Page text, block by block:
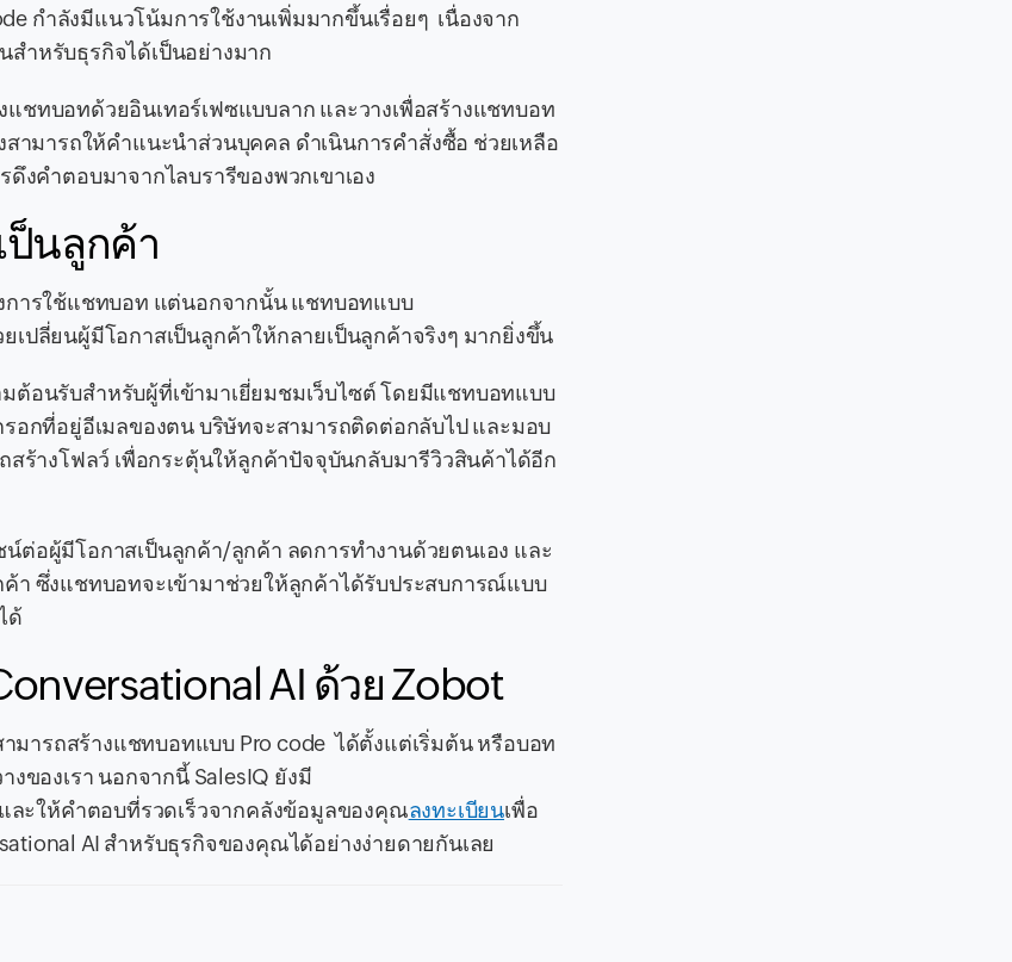
กำลังมีแนวโน้มการใช้งานเพิ่มมากขึ้นเรื่อยๆ เนื่องจาก
ำหรับธุรกิจได้เป็นอย่างมาก
ชทบอทด้วยอินเทอร์เฟซแบบลาก และวางเพื่อสร้างแชทบอท
ามารถให้คำแนะนำส่วนบุคคล ดำเนินการคำสั่งซื้อ ช่วยเหลือ
งคำตอบมาจากไลบรารีของพวกเขาเอง
ป็นลูกค้า
การใช้แชทบอท แต่นอกจากนั้น แชทบอทแบบ
ปลี่ยนผู้มีโอกาสเป็นลูกค้าให้กลายเป็นลูกค้าจริงๆ มากยิ่งขึ้น
ต้อนรับสำหรับผู้ที่เข้ามาเยี่ยมชมเว็บไซต์ โดยมีแชทบอทแบบ
อกที่อยู่อีเมลของตน บริษัทจะสามารถติดต่อกลับไป และมอบ
ร้างโฟลว์ เพื่อกระตุ้นให้ลูกค้าปัจจุบันกลับมารีวิวสินค้าได้อีก
อผู้มีโอกาสเป็นลูกค้า/ลูกค้า ลดการทำงานด้วยตนเอง และ
า ซึ่งแชทบอทจะเข้ามาช่วยให้ลูกค้าได้รับประสบการณ์แบบ
ด้
AI ด้วย Zobot
ารถสร้างแชทบอทแบบ Pro code ได้ตั้งแต่เริ่มต้น หรือบอท
ของเรา นอกจากนี้ SalesIQ ยังมี
ละให้คำตอบที่รวดเร็วจากคลังข้อมูลของคุณลงทะเบียนเพื่อ
AI สำหรับธุรกิจของคุณได้อย่างง่ายดายกันเลย